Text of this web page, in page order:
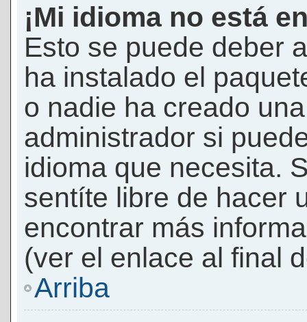
¡Mi idioma no está
Esto se puede deber
ha instalado el
o nadie ha creado
administrador si
idioma que necesita.
sentíte libre de hacer
encontrar más
(ver el enlace al final
Arriba